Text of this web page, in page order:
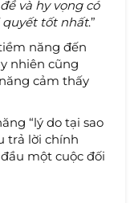
và hy vọng có
quyết tốt nhất.”
năng đến
nhiên cũng
cảm thấy
“lý do tại sao
trả lời chính
một cuộc đối